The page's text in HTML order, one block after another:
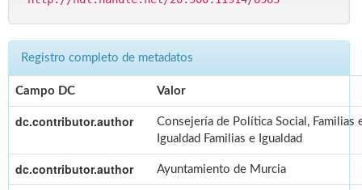
Registro completo de metadatos
Campo DC Valor
dc.contributor.author
Consejería de Política Social, Familias
Igualdad Familias e Igualdad
dc.contributor.author Ayuntamiento de Murcia